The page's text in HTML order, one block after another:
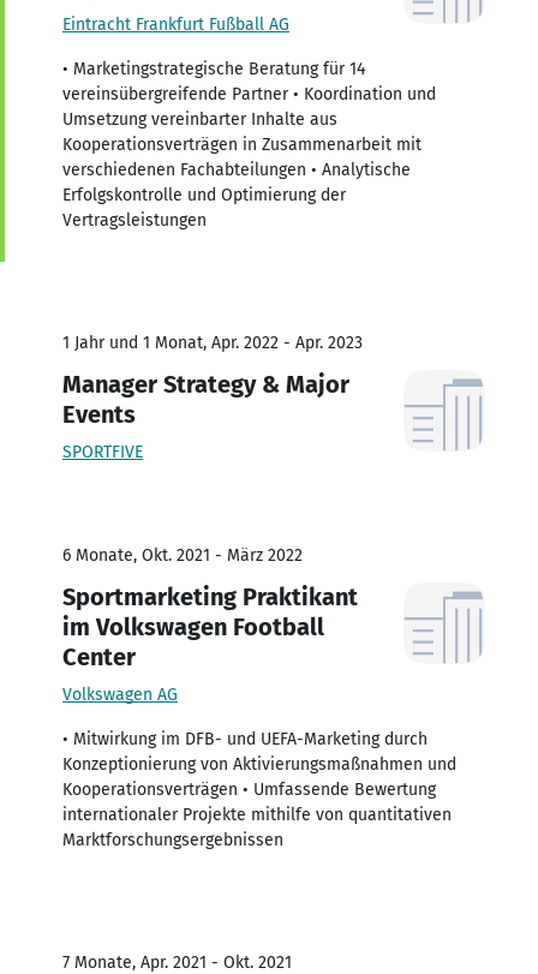
Eintracht Frankfurt Fußball AG
• Marketingstrategische Beratung für 14
vereinsübergreifende Partner • Koordination und
Umsetzung vereinbarter Inhalte aus
Kooperationsverträgen in Zusammenarbeit mit
verschiedenen Fachabteilungen • Analytische
Erfolgskontrolle und Optimierung der
Vertragsleistungen
1 Jahr und 1 Monat, Apr. 2022 - Apr. 2023
Manager Strategy & Major
Events
SPORTFIVE
6 Monate, Okt. 2021 - März 2022
Sportmarketing Praktikant
im Volkswagen Football
Center
Volkswagen AG
• Mitwirkung im DFB- und UEFA-Marketing durch
Konzeptionierung von Aktivierungsmaßnahmen und
Kooperationsverträgen • Umfassende Bewertung
internationaler Projekte mithilfe von quantitativen
Marktforschungsergebnissen
7 Monate, Apr. 2021 - Okt. 2021